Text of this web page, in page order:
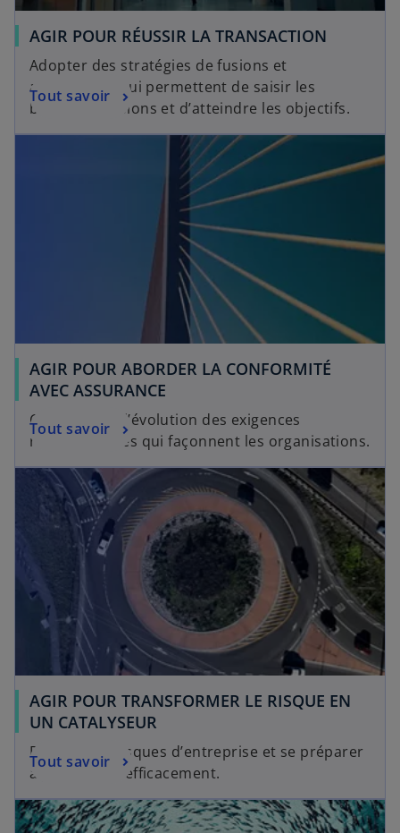
AGIR POUR RÉUSSIR LA TRANSACTION
Adopter des stratégies de fusions et
acquisitions qui permettent de saisir les
bonnes occasions et d’atteindre les objectifs.
Tout savoir
AGIR POUR ABORDER LA CONFORMITÉ
AVEC ASSURANCE
Comprendre l’évolution des exigences
réglementaires qui façonnent les organisations.
Tout savoir
AGIR POUR TRANSFORMER LE RISQUE EN
UN CATALYSEUR
Repérer les risques d’entreprise et se préparer
à y répondre efficacement.
Tout savoir